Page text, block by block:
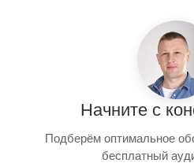
Начните с
Подберём оптимальное
бесплатный